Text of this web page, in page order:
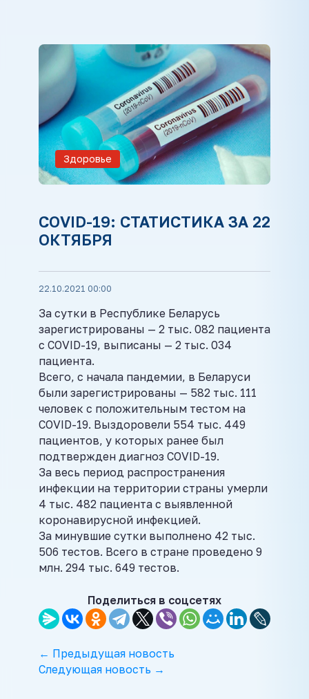
Здоровье
COVID-19: СТАТИСТИКА ЗА 22
ОКТЯБРЯ
22.10.2021 00:00
За сутки в Республике Беларусь
зарегистрированы — 2 тыс. 082 пациента
с COVID-19, выписаны — 2 тыс. 034
пациента.
Всего, с начала пандемии, в Беларуси
были зарегистрированы — 582 тыс. 111
человек с положительным тестом на
COVID-19. Выздоровели 554 тыс. 449
пациентов, у которых ранее был
подтвержден диагноз COVID-19.
За весь период распространения
инфекции на территории страны умерли
4 тыс. 482 пациента с выявленной
коронавирусной инфекцией.
За минувшие сутки выполнено 42 тыс.
506 тестов. Всего в стране проведено 9
млн. 294 тыс. 649 тестов.
Поделиться в соцсетях
← Предыдущая новость
Следующая новость →